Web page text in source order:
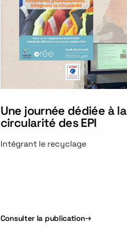
Une journée dédiée à la
circularité des EPI
Intégrant le recyclage
Consulter la publication